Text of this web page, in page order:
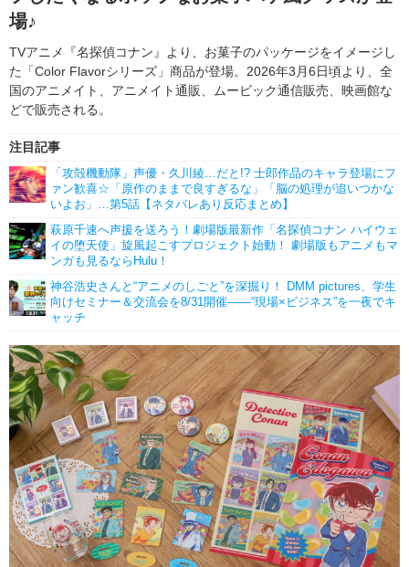
イベント 海外
ビジネス
書評 イベント
ゲーム 座談会
アニメ！アニメ！TV ABEMA Cafe
場♪
TVアニメ『名探偵コナン』より、お菓子のパッケージをイメージし
た「Color Flavorシリーズ」商品が登場。2026年3月6日頃より、全
国のアニメイト、アニメイト通販、ムービック通信販売、映画館な
どで販売される。
注目記事
「攻殻機動隊」声優・久川綾…だと!? 士郎作品のキャラ登場にフ
ァン歓喜☆「原作のままで良すぎるな」「脳の処理が追いつかな
いよお」…第5話【ネタバレあり反応まとめ】
萩原千速へ声援を送ろう！劇場版最新作「名探偵コナン ハイウェ
イの堕天使」旋風起こすプロジェクト始動！ 劇場版もアニメもマ
ンガも見るならHulu！
神谷浩史さんと“アニメのしごと”を深掘り！ DMM pictures、学生
向けセミナー＆交流会を8/31開催――“現場×ビジネス”を一夜でキ
ャッチ